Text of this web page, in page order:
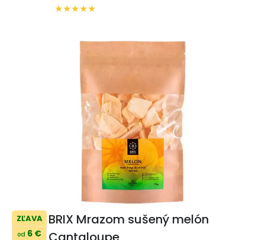
ZĽAVA
od 6 €
BRIX Mrazom sušený melón